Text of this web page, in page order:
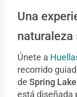
Una
naturaleza
Únete a
recorrido
de Spring
está diseñada